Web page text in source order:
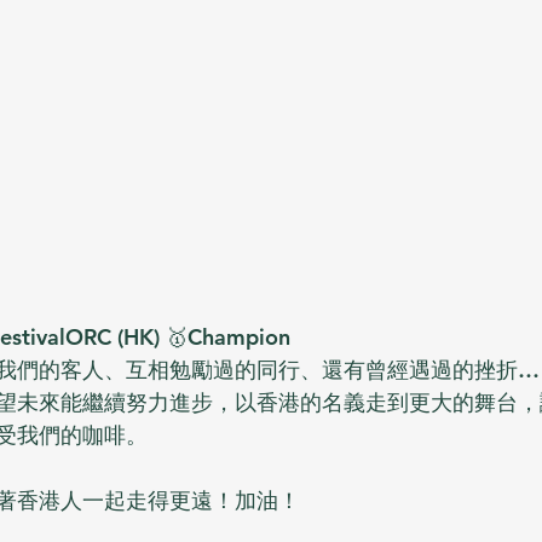
(HK) 🥇Champion
們的客人、互相勉勵過的同行、還有曾經遇過的挫折
未來能繼續努力進步，以香港的名義走到更大的舞台
我們的咖啡。
香港人一起走得更遠！加油！